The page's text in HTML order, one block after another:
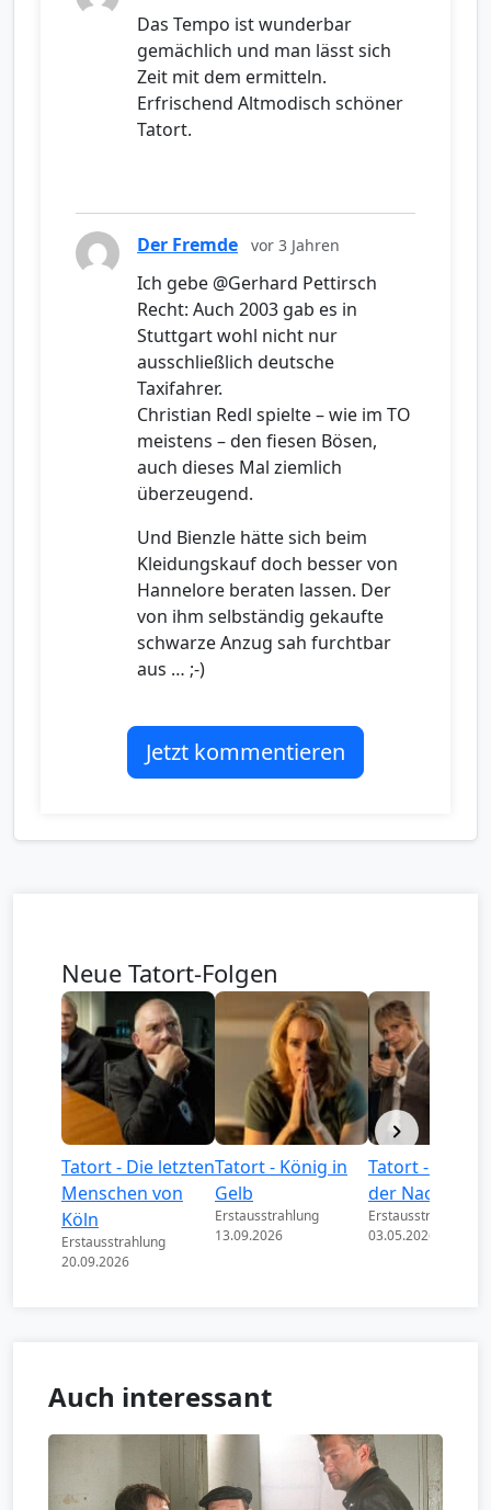
Das Tempo ist wunderbar
gemächlich und man lässt sich
Zeit mit dem ermitteln.
Erfrischend Altmodisch schöner
Tatort.
Der Fremde vor 3 Jahren
Ich gebe @Gerhard Pettirsch
Recht: Auch 2003 gab es in
Stuttgart wohl nicht nur
ausschließlich deutsche
Taxifahrer.
Christian Redl spielte – wie im TO
meistens – den fiesen Bösen,
auch dieses Mal ziemlich
überzeugend.
Und Bienzle hätte sich beim
Kleidungskauf doch besser von
Hannelore beraten lassen. Der
von ihm selbständig gekaufte
schwarze Anzug sah furchtbar
aus … ;-)
Jetzt kommentieren
Neue Tatort-Folgen
Tatort - Die letzten
Menschen von
Köln
Erstausstrahlung
20.09.2026
Tatort - König in
Gelb
Erstausstrahlung
13.09.2026
Tatort - Könige
der Nacht
Erstausstrahlung
03.05.2026
Auch interessant